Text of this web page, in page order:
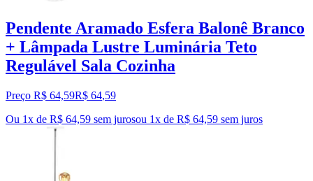
Pendente Aramado Esfera Balonê Branco
+ Lâmpada Lustre Luminária Teto
Regulável Sala Cozinha
Preço R$ 64,59R$ 64,59
Ou 1x de R$ 64,59 sem jurosou 1x de R$ 64,59 sem juros